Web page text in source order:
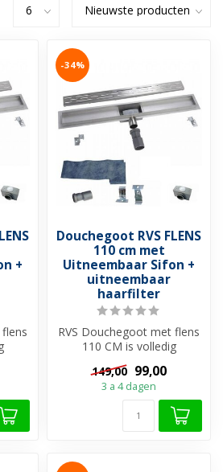
+
-34%
Douchegoot RVS FLENS
110 cm met
Uitneembaar Sifon +
uitneembaar
haarfilter
RVS Douchegoot met flens
110 CM is volledig
uitgevoerd met
roestvrijstaal en hee...
149,00 99,00
3 a 4 dagen